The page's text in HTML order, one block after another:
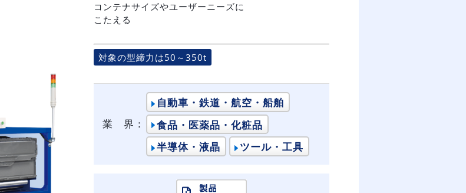
コンテナサイズやユーザーニーズに
こたえる
対象の型締力は50～350t
業 界：
自動車・鉄道・航空・船舶
食品・医薬品・化粧品
半導体・液晶
ツール・工具